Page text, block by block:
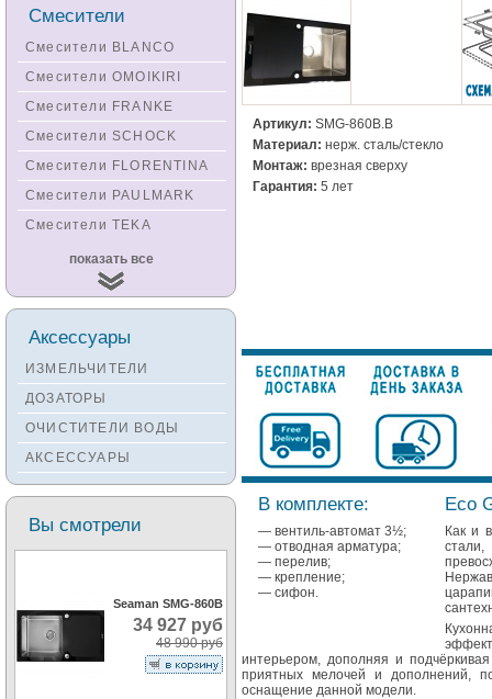
Артикул: SMG-860B.B
Материал: нерж. сталь/стекло
Монтаж: врезная сверху
Гарантия: 5 лет
В комплекте:
— вентиль-автомат 3½;
— отводная арматура;
— перелив;
— крепление;
— сифон.
Eco
Как и
интерьером, дополняя и
приятных мелочей и дополнений,
оснащение данной модели.
Смесители
Смесители BLANCO
Смесители OMOIKIRI
Смесители FRANKE
Смесители SCHOCK
Смесители FLORENTINA
Смесители PAULMARK
Смесители TEKA
Смесители
KUCHENSTERN
Смесители ZORG
Смесители KANTERA
Смесители SEAMAN
Смесители
Zigmund&Shtain
Смесители OULIN
Смесители под бронзу
показать все
Аксессуары
ИЗМЕЛЬЧИТЕЛИ
ДОЗАТОРЫ
ОЧИСТИТЕЛИ ВОДЫ
АКСЕССУАРЫ
Вы смотрели
Seaman SMG-860B
34 927 руб
48 990 руб